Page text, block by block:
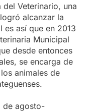
Veterinario, una
alcanzar la
es así que en 2013
Municipal
desde entonces
se encarga de
animales de
de agosto-